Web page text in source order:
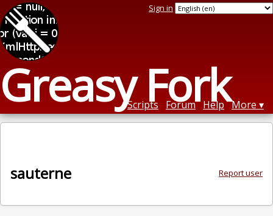
Greasy Fork
Sign in
Scripts Forum Help More
Report user
sauterne